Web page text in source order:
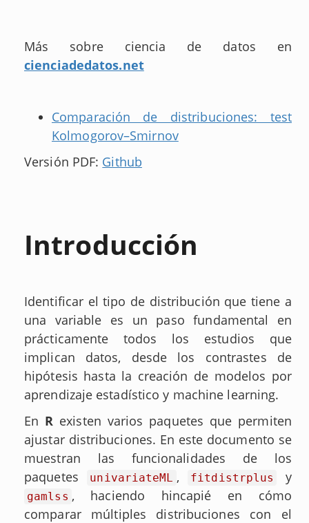
Más sobre ciencia de datos en
cienciadedatos.net
Comparación de distribuciones: test
Kolmogorov–Smirnov
Versión PDF: Github
Introducción
Identificar el tipo de distribución que tiene a
una variable es un paso fundamental en
prácticamente todos los estudios que
implican datos, desde los contrastes de
hipótesis hasta la creación de modelos por
aprendizaje estadístico y machine learning.
En R existen varios paquetes que permiten
ajustar distribuciones. En este documento se
muestran las funcionalidades de los
paquetes
univariateML , fitdistrplus y
gamlss , haciendo hincapié en cómo
comparar múltiples distribuciones con el